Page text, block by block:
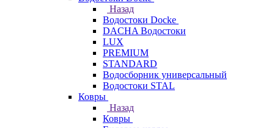
Назад
Водостоки Docke
DACHA Водостоки
LUX
PREMIUM
STANDARD
Водосборник универсальный
Водостоки STAL
Ковры
Назад
Ковры